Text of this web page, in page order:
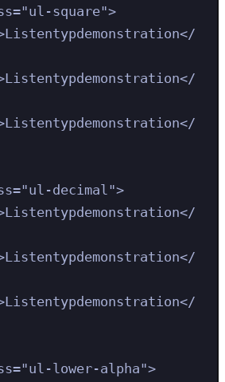
="ul-square">
Listentypdemonstration</
Listentypdemonstration</
Listentypdemonstration</
="ul-decimal">
Listentypdemonstration</
Listentypdemonstration</
Listentypdemonstration</
="ul-lower-alpha">